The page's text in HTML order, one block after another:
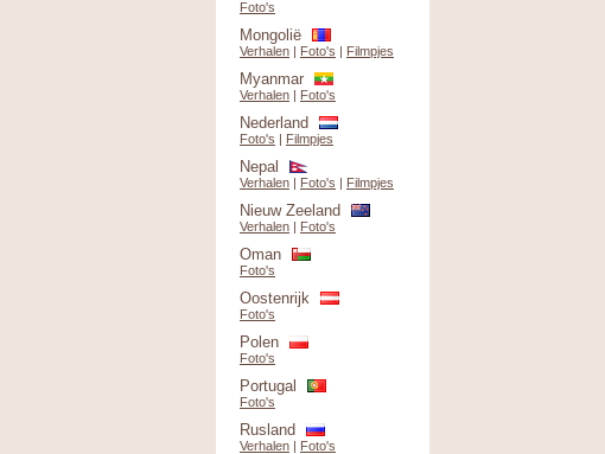
Foto's
Mongolië
Verhalen | Foto's | Filmpjes
Myanmar
Verhalen | Foto's
Nederland
Foto's | Filmpjes
Nepal
Verhalen | Foto's | Filmpjes
Nieuw Zeeland
Verhalen | Foto's
Oman
Foto's
Oostenrijk
Foto's
Polen
Foto's
Portugal
Foto's
Rusland
Verhalen | Foto's